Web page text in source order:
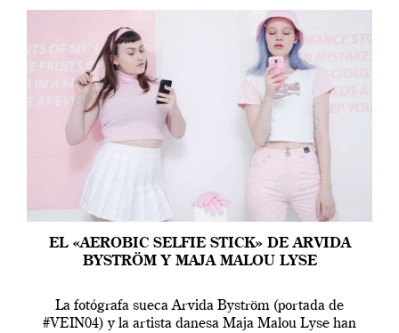
EL «AEROBIC SELFIE STICK» DE ARVIDA
BYSTRÖM Y MAJA MALOU LYSE
La fotógrafa sueca Arvida Byström (portada de
#VEIN04) y la artista danesa Maja Malou Lyse han